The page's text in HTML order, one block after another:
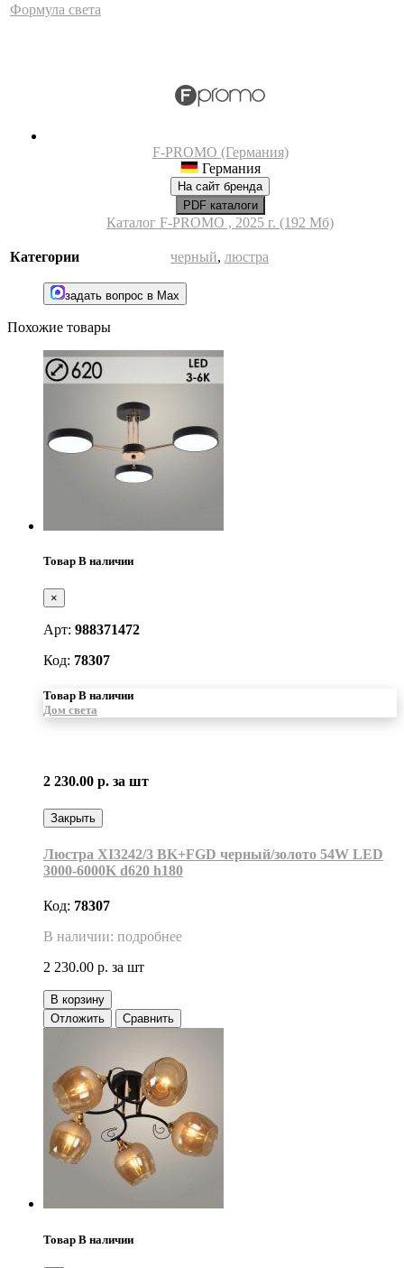
Формула света
F-PROMO (Германия)
Германия
На сайт бренда
PDF каталоги
Каталог F-PROMO , 2025 г. (192 Мб)
Категории черный, люстра
задать вопрос в Max
Похожие товары
Товар В наличии
×
Арт: 988371472
Код: 78307
Товар В наличии
Дом света
2 230.00 р. за шт
Закрыть
Люстра XI3242/3 BK+FGD черный/золото 54W LED
3000-6000K d620 h180
Код: 78307
В наличии: подробнее
2 230.00 р. за шт
В корзину
Отложить
Сравнить
Товар В наличии